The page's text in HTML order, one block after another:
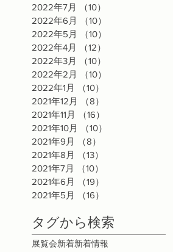
2022年7月
（10）
2022年6月
（10）
2022年5月
（10）
2022年4月
（12）
2022年3月
（10）
2022年2月
（10）
2022年1月
（10）
2021年12月
（8）
2021年11月
（16）
2021年10月
（10）
2021年9月
（8）
2021年8月
（13）
2021年7月
（10）
2021年6月
（19）
2021年5月
（16）
タグから検索
展覧会新着新着情報